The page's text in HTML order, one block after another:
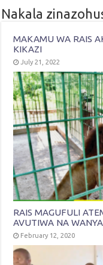
Nakala
MAKAMU WA RAIS
KIKAZI
July 21, 2022
RAIS MAGUFULI
AVUTIWA NA
February 12, 2020